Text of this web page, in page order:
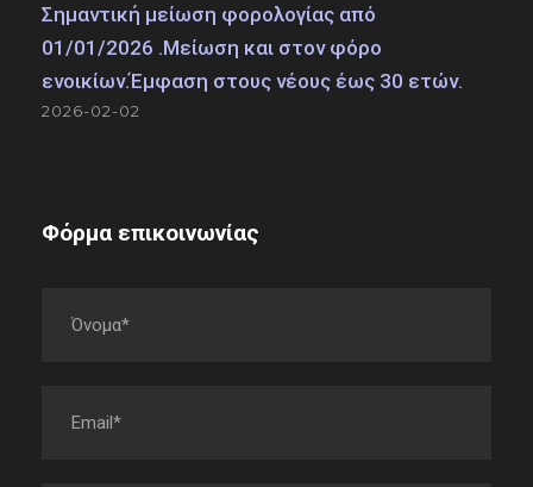
Σημαντική μείωση φορολογίας από
01/01/2026 .Μείωση και στον φόρο
ενοικίων.Έμφαση στους νέους έως 30 ετών.
2026-02-02
Φόρμα επικοινωνίας